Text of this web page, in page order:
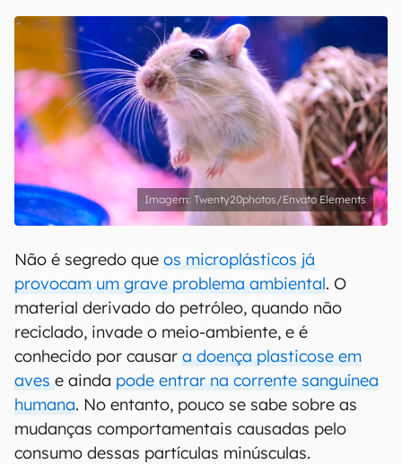
Twenty20photos/Envato Elements
Não é segredo que os microplásticos já
provocam um grave problema ambiental. O
material derivado do petróleo, quando não
reciclado, invade o meio-ambiente, e é
conhecido por causar a doença plasticose em
aves e ainda pode entrar na corrente sanguínea
humana. No entanto, pouco se sabe sobre as
mudanças comportamentais causadas pelo
consumo dessas partículas minúsculas.